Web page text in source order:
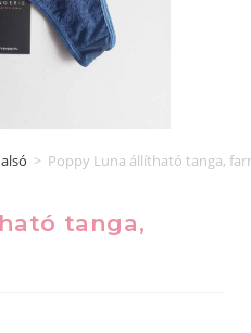
> Poppy Luna állítható tanga,
tanga,